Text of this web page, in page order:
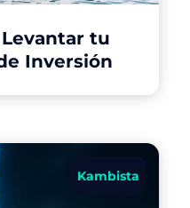
tu
Inversión
Kambista